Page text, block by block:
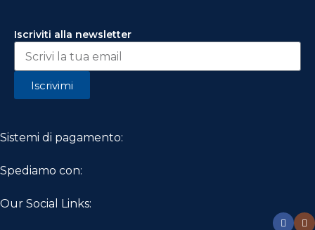
Iscriviti alla newsletter
Iscrivimi
Sistemi di pagamento:
Spediamo con:
Our Social Links: